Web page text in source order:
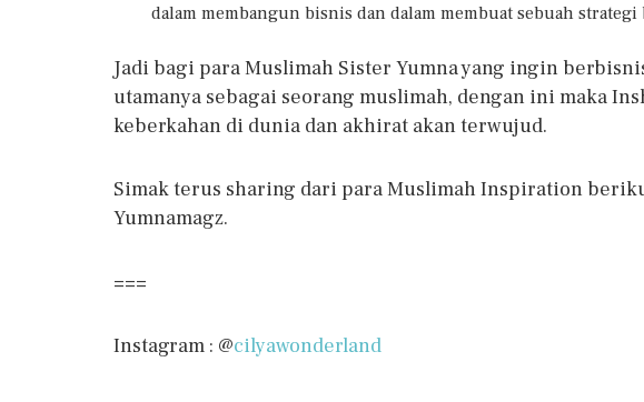
dalam membangun bisnis dan dalam membuat sebuah strategi
Jadi bagi para Muslimah Sister Yumna yang ingin
utamanya sebagai seorang muslimah, dengan ini maka
keberkahan di dunia dan akhirat akan terwujud.
Simak terus sharing dari para Muslimah Inspiration
Yumnamagz.
===
Instagram : @cilyawonderland